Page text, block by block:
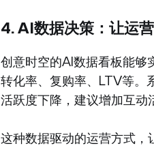
4. AI数据决策：让运
创意时空的AI数据看板能够
转化率、复购率、LTV等。
活跃度下降，建议增加互动
这种数据驱动的运营方式，